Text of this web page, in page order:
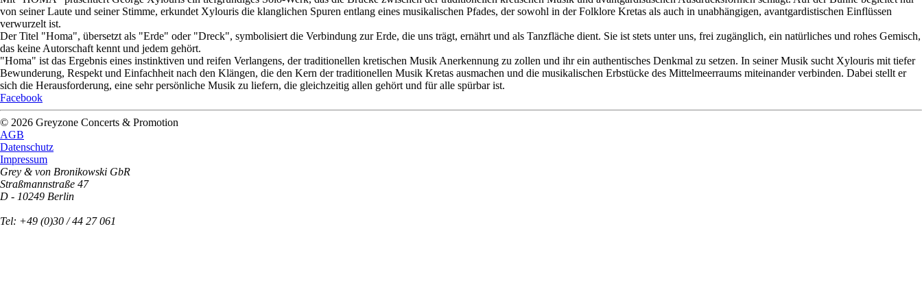
von seiner Laute und seiner Stimme, erkundet Xylouris die klanglichen Spuren entlang eines musikalischen Pfades, der sowohl in der Folklore Kretas als auch in unabhängigen, avantgardistischen Einflüssen
verwurzelt ist.
Der Titel "Homa", übersetzt als "Erde" oder "Dreck", symbolisiert die Verbindung zur Erde, die uns trägt, ernährt und als Tanzfläche dient. Sie ist stets unter uns, frei zugänglich, ein natürliches und rohes Gemisch,
das keine Autorschaft kennt und jedem gehört.
"Homa" ist das Ergebnis eines instinktiven und reifen Verlangens, der traditionellen kretischen Musik Anerkennung zu zollen und ihr ein authentisches Denkmal zu setzen. In seiner Musik sucht Xylouris mit tiefer
Bewunderung, Respekt und Einfachheit nach den Klängen, die den Kern der traditionellen Musik Kretas ausmachen und die musikalischen Erbstücke des Mittelmeerraums miteinander verbinden. Dabei stellt er
sich die Herausforderung, eine sehr persönliche Musik zu liefern, die gleichzeitig allen gehört und für alle spürbar ist.
Facebook
© 2026 Greyzone Concerts & Promotion
AGB
Datenschutz
Impressum
Grey & von Bronikowski GbR
Straßmannstraße 47
D - 10249 Berlin
Tel: +49 (0)30 / 44 27 061